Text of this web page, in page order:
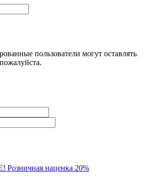
пользователи могут оставлять
наценка 20%